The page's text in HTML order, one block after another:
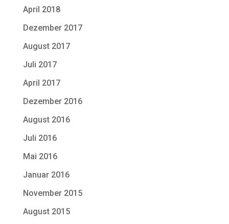
April 2018
Dezember 2017
August 2017
Juli 2017
April 2017
Dezember 2016
August 2016
Juli 2016
Mai 2016
Januar 2016
November 2015
August 2015